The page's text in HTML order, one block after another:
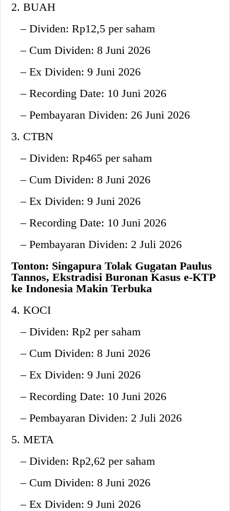
2. BUAH
– Dividen: Rp12,5 per saham
– Cum Dividen: 8 Juni 2026
– Ex Dividen: 9 Juni 2026
– Recording Date: 10 Juni 2026
– Pembayaran Dividen: 26 Juni 2026
3. CTBN
– Dividen: Rp465 per saham
– Cum Dividen: 8 Juni 2026
– Ex Dividen: 9 Juni 2026
– Recording Date: 10 Juni 2026
– Pembayaran Dividen: 2 Juli 2026
Tonton: Singapura Tolak Gugatan Paulus
Tannos, Ekstradisi Buronan Kasus e-KTP
ke Indonesia Makin Terbuka
4. KOCI
– Dividen: Rp2 per saham
– Cum Dividen: 8 Juni 2026
– Ex Dividen: 9 Juni 2026
– Recording Date: 10 Juni 2026
– Pembayaran Dividen: 2 Juli 2026
5. META
– Dividen: Rp2,62 per saham
– Cum Dividen: 8 Juni 2026
– Ex Dividen: 9 Juni 2026